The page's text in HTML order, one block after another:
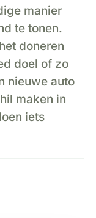
manier
te tonen.
doneren
doel of zo
nieuwe auto
maken in
iets